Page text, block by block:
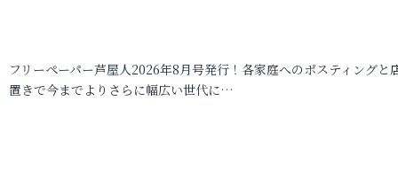
フリーペーパー芦屋人2026年8月号発行！各家庭へのポスティングと
置きで今までよりさらに幅広い世代に…